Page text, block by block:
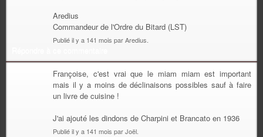
Aredius
Commandeur de l'Ordre du Bitard (LST)
Publié il y a 141 mois par Aredius.
Françoise, c'est vrai que le miam miam est important
mais il y a moins de déclinaisons possibles sauf à faire
un livre de cuisine !
J'ai ajouté les dindons de Charpini et Brancato en 1936
Publié il y a 141 mois par Joël.